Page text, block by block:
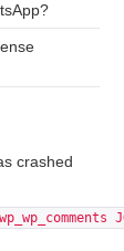
crashed